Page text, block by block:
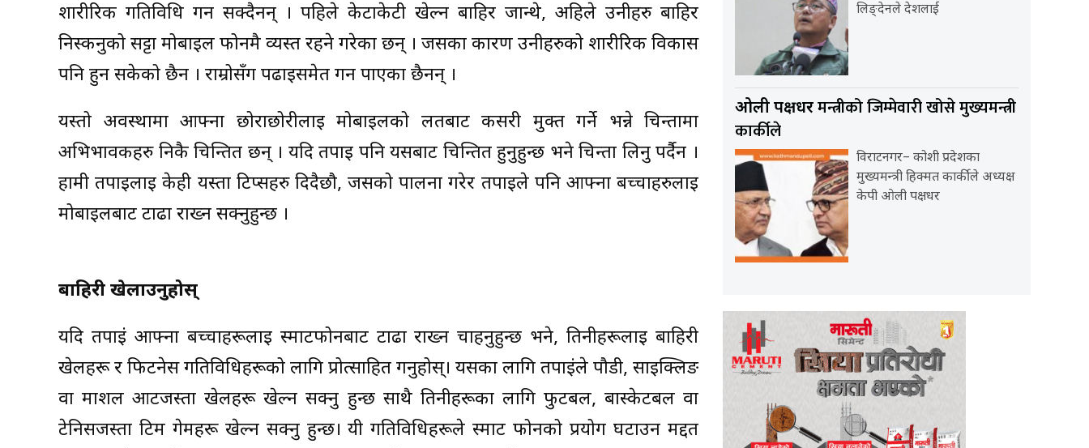
शारीरिक गतिविधि गर्न सक्दैनन् । पहिले केटाकेटी खेल्न बाहिर जान्थे, अहिले उनीहरु बाहिर
निस्कनुको सट्टा मोबाइल फोनमै व्यस्त रहने गरेका छन् । जसका कारण उनीहरुको शारीरिक विकास
पनि हुन सकेको छैन । राम्रोसँग पढाइसमेत गर्न पाएका छैनन् ।
यस्तो अवस्थामा आफ्ना छोराछोरीलाई मोबाइलको लतबाट कसरी मुक्त गर्ने भन्ने चिन्तामा
अभिभावकहरु निकै चिन्तित छन् । यदि तपाई पनि यसबाट चिन्तित हुनुहुन्छ भने चिन्ता लिनु पर्दैन ।
हामी तपाईलाई केही यस्ता टिप्सहरु दिदैछौ, जसको पालना गरेर तपाईले पनि आफ्ना बच्चाहरुलाई
मोबाइलबाट टाढा राख्न सक्नुहुन्छ ।
बाहिरी खेलाउनुहोस्
यदि तपाईं आफ्ना बच्चाहरूलाई स्मार्टफोनबाट टाढा राख्न चाहनुहुन्छ भने, तिनीहरूलाई बाहिरी
खेलहरू र फिटनेस गतिविधिहरूको लागि प्रोत्साहित गर्नुहोस्। यसका लागि तपाईंले पौडी, साइक्लिङ
वा मार्शल आर्टजस्ता खेलहरू खेल्न सक्नु हुन्छ साथै तिनीहरूका लागि फुटबल, बास्केटबल वा
टेनिसजस्ता टिम गेमहरू खेल्न सक्नु हुन्छ। यी गतिविधिहरूले स्मार्ट फोनको प्रयोग घटाउन मद्दत
लिङ्देनले देशलाई
ओली पक्षधरमन्त्रीको जिम्मेवारी खोसे मुख्यमन्त्री
कार्कीले
विराटनगर– कोशी प्रदेशका
मुख्यमन्त्री हिक्मत कार्कीले अध्यक्ष
केपी ओली पक्षधर